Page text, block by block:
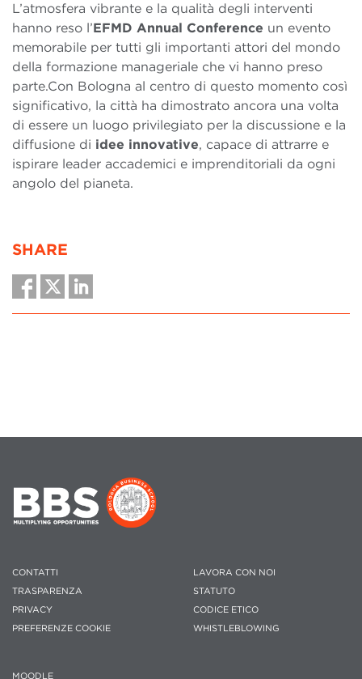
L’atmosfera vibrante e la qualità degli interventi
hanno reso l’EFMD Annual Conference un evento
memorabile per tutti gli importanti attori del mondo
della formazione manageriale che vi hanno preso
parte.Con Bologna al centro di questo momento così
significativo, la città ha dimostrato ancora una volta
di essere un luogo privilegiato per la discussione e la
diffusione di idee innovative, capace di attrarre e
ispirare leader accademici e imprenditoriali da ogni
angolo del pianeta.
SHARE
CONTATTI
TRASPARENZA
PRIVACY
PREFERENZE COOKIE
LAVORA CON NOI
STATUTO
CODICE ETICO
WHISTLEBLOWING
MOODLE